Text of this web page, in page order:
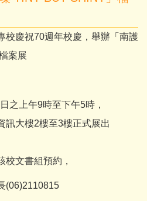
校慶祝70週年校慶，舉辦「南護
案展
之上午9時至下午5時，
訊大樓2樓至3樓正式展出
校文書組預約，
(06)2110815